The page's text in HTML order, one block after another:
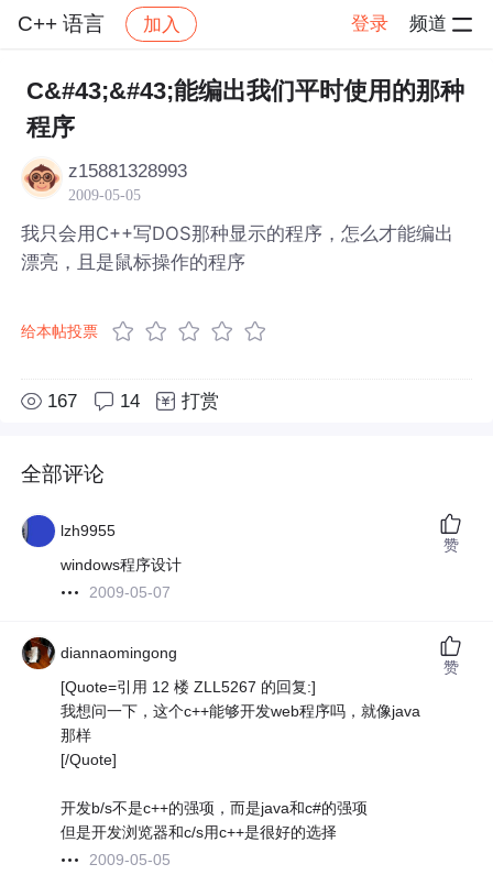
C++ 语言 加入 登录 频道
社区 C++ 语言 帖子详情
C&#43;&#43;能编出我们平时使用的那种
程序
z15881328993
2009-05-05
我只会用C++写DOS那种显示的程序，怎么才能编出
漂亮，且是鼠标操作的程序
给本帖投票
167 14 打赏
全部评论
lzh9955
windows程序设计
2009-05-07
赞
diannaomingong
[Quote=引用 12 楼 ZLL5267 的回复:]
我想问一下，这个c++能够开发web程序吗，就像java
那样
[/Quote]
开发b/s不是c++的强项，而是java和c#的强项
但是开发浏览器和c/s用c++是很好的选择
2009-05-05
赞